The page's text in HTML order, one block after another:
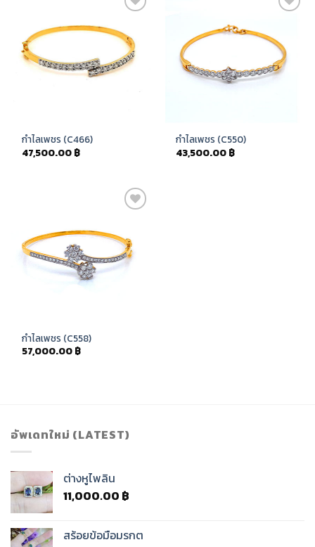
Wishlist
กำไลเพชร (C466)
47,500.00 ฿
กำไลเพชร (C550)
43,500.00 ฿
กำไลเพชร (C558)
57,000.00 ฿
อัพเดทใหม่ (LATEST)
ต่างหูไพลิน
11,000.00 ฿
สร้อยข้อมือมรกต